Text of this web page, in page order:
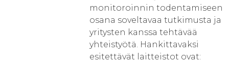
monitoroinnin todentamiseen
osana soveltavaa tutkimusta ja
yritysten kanssa tehtävää
yhteistyötä. Hankittavaksi
esitettävät laitteistot ovat: